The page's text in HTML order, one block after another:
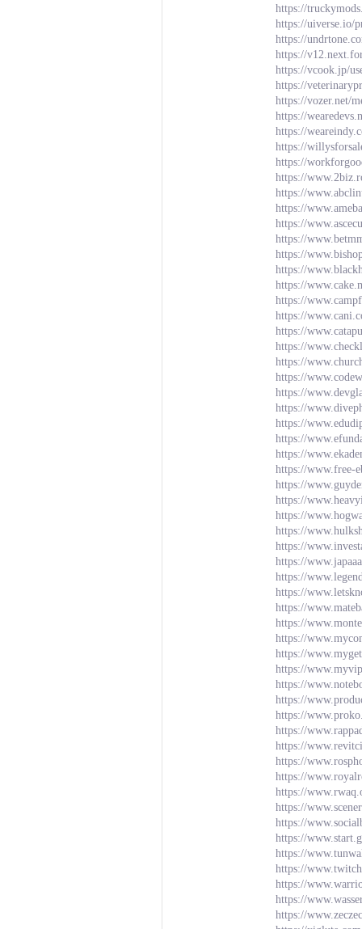
https://
https://uiverse.io/
https://
https://
https://vcook.jp/
https://
https://vozer.net/
https://
https://
https://
https://
https://
https://
https://
https://
https://
https://
https://
https://
https://
https://
https://
https://
https://
https://
https://
https://
https://
https://
https://
https://www.free-
https://
https://
https://
https://
https://
https://
https://
https://
https://
https://
https://
https://
https://
https://
https://
https://
https://
https://
https://
https://
https://
https://
https://
https://
https://
https://
https://
https://
https://